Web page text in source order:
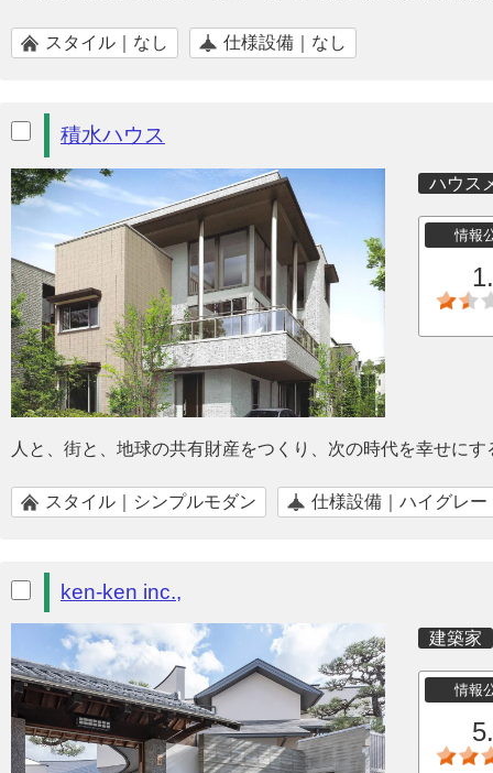
スタイル｜なし 仕様設備｜なし
積水ハウス
ハウス
情報
人と、街と、地球の共有財産をつくり、次の時代を幸せに
スタイル｜シンプルモダン 仕様設備｜ハイグレー
ken-ken inc.,
建築家
情報